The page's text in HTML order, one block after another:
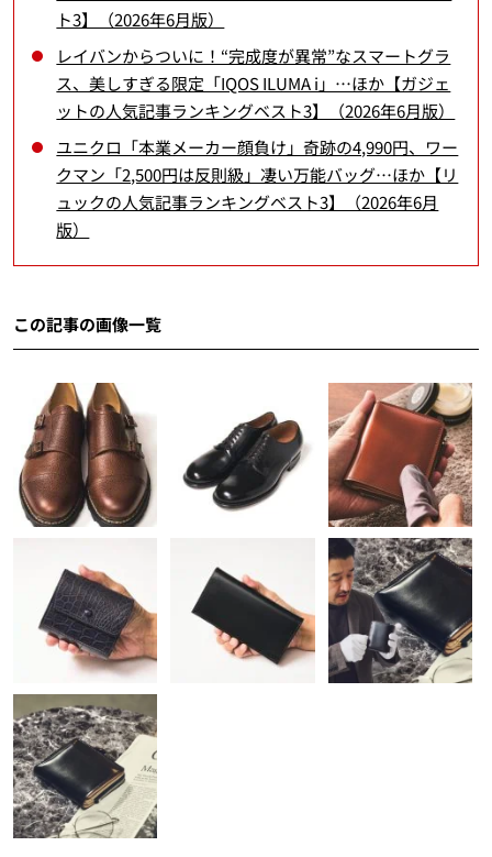
ト3】（2026年6月版）
レイバンからついに！“完成度が異常”なスマートグラ
ス、美しすぎる限定「IQOS ILUMA i」…ほか【ガジェ
ットの人気記事ランキングベスト3】（2026年6月版）
ユニクロ「本業メーカー顔負け」奇跡の4,990円、ワー
クマン「2,500円は反則級」凄い万能バッグ…ほか【リ
ュックの人気記事ランキングベスト3】（2026年6月
版）
この記事の画像一覧